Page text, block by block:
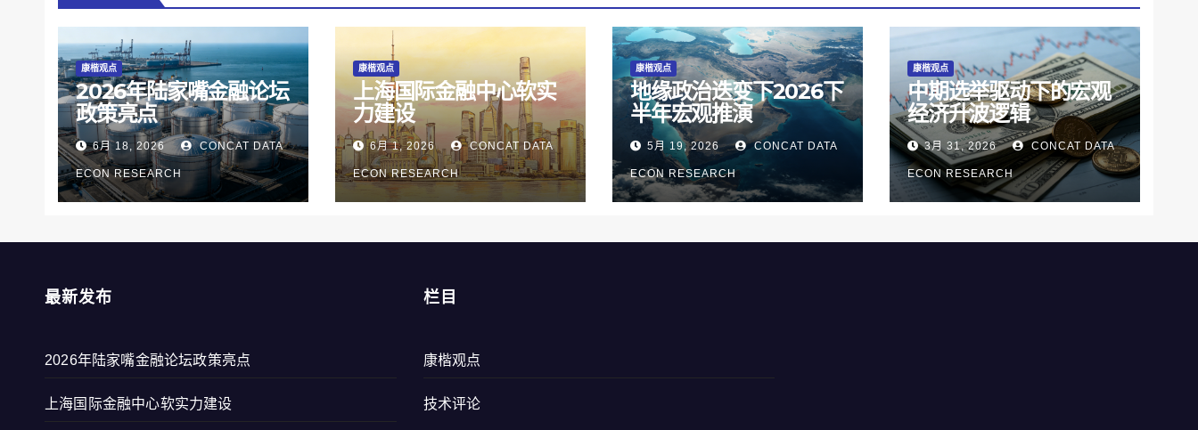
康楷观点
2026年陆家嘴金融论坛
政策亮点
6月 18, 2026 CONCAT DATA
ECON RESEARCH
康楷观点
上海国际金融中心软实
力建设
6月 1, 2026 CONCAT DATA
ECON RESEARCH
康楷观点
地缘政治迭变下2026下
半年宏观推演
5月 19, 2026 CONCAT DATA
ECON RESEARCH
康楷观点
中期选举驱动下的宏观
经济升波逻辑
3月 31, 2026 CONCAT DATA
ECON RESEARCH
最新发布
2026年陆家嘴金融论坛政策亮点
上海国际金融中心软实力建设
栏目
康楷观点
技术评论